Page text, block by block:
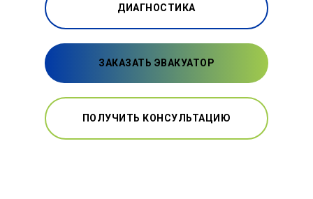
ДИАГНОСТИКА
ЗАКАЗАТЬ ЭВАКУАТОР
ПОЛУЧИТЬ КОНСУЛЬТАЦИЮ